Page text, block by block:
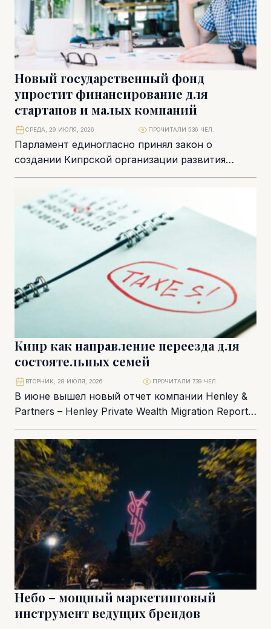
Новый государственный фонд
упростит финансирование для
стартапов и малых компаний
Парламент единогласно принял закон о
создании Кипрской организации развития
бизнеса (Cyprus Business Development
Organisation) – нового государственного
финансового института, который...
СРЕДА, 29 ИЮЛЯ, 2026 ПРОЧИТАЛИ 536 ЧЕЛ.
Кипр как направление переезда для
состоятельных семей
В июне вышел новый отчет компании Henley &
Partners – Henley Private Wealth Migration Report
2026 с аналитикой о последних...
ВТОРНИК, 28 ИЮЛЯ, 2026 ПРОЧИТАЛИ 739 ЧЕЛ.
Небо – мощный маркетинговый
инструмент ведущих брендов